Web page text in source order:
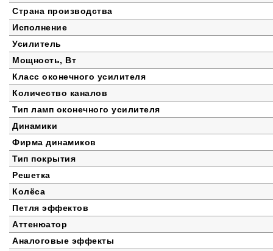
Страна производства
Исполнение
Усилитель
Мощность, Вт
Класс оконечного усилителя
Количество каналов
Тип ламп оконечного усилителя
Динамики
Фирма динамиков
Тип покрытия
Решетка
Колёса
Петля эффектов
Аттенюатор
Аналоговые эффекты